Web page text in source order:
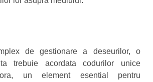
de gestionare a deseurilor, o
trebuie acordata codurilor unice
un element esential pentru